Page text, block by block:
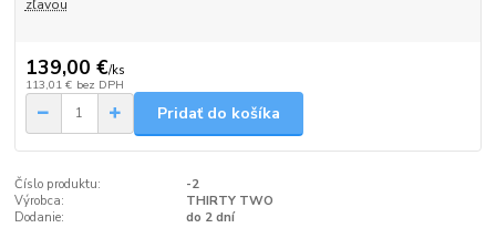
zľavou
139,00 €/ks
113,01 € bez DPH
Pridať do košíka
Číslo produktu:
-2
Výrobca:
THIRTY TWO
Dodanie:
do 2 dní